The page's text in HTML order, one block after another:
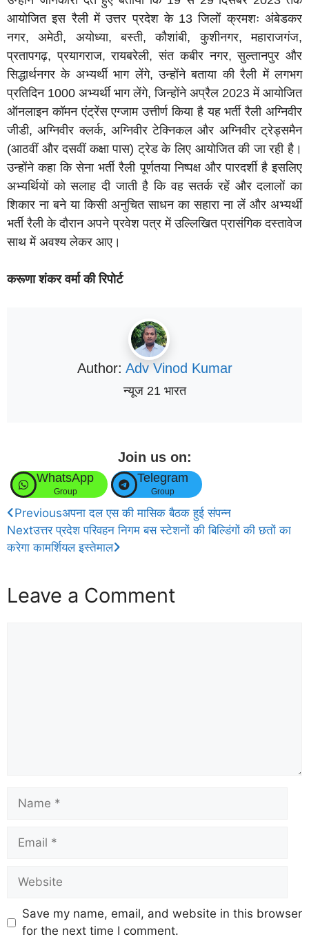
आयोजित इस रैली में उत्तर प्रदेश के 13 जिलों क्रमशः अंबेडकर
नगर, अमेठी, अयोध्या, बस्ती, कौशांबी, कुशीनगर, महाराजगंज,
प्रतापगढ़, प्रयागराज, रायबरेली, संत कबीर नगर, सुल्तानपुर और
सिद्धार्थनगर के अभ्यर्थी भाग लेंगे, उन्होंने बताया की रैली में लगभग
प्रतिदिन 1000 अभ्यर्थी भाग लेंगे, जिन्होंने अप्रैल 2023 में आयोजित
ऑनलाइन कॉमन एंट्रेंस एग्जाम उत्तीर्ण किया है यह भर्ती रैली अग्निवीर
जीडी, अग्निवीर क्लर्क, अग्निवीर टेक्निकल और अग्निवीर ट्रेड्समैन
(आठवीं और दसवीं कक्षा पास) ट्रेड के लिए आयोजित की जा रही है।
उन्होंने कहा कि सेना भर्ती रैली पूर्णतया निष्पक्ष और पारदर्शी है इसलिए
अभ्यर्थियों को सलाह दी जाती है कि वह सतर्क रहें और दलालों का
शिकार ना बने या किसी अनुचित साधन का सहारा ना लें और अभ्यर्थी
भर्ती रैली के दौरान अपने प्रवेश पत्र में उल्लिखित प्रासंगिक दस्तावेज
साथ में अवश्य लेकर आए।
करूणा शंकर वर्मा की रिपोर्ट
Author: Adv Vinod Kumar
न्यूज 21 भारत
Join us on:
WhatsApp
Group
Telegram
Group
Previousअपना दल एस की मासिक बैठक हुई संपन्न
Nextउत्तर प्रदेश परिवहन निगम बस स्टेशनों की बिल्डिंगों की छतों का
करेगा कामर्शियल इस्तेमाल
Leave a Comment
Save my name, email, and website in this browser
for the next time I comment.